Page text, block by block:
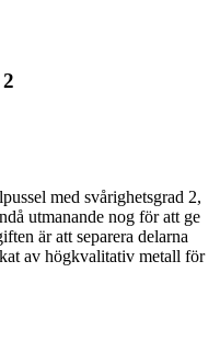
med svårighetsgrad 2,
utmanande nog för att ge
är att separera delarna
av högkvalitativ metall för